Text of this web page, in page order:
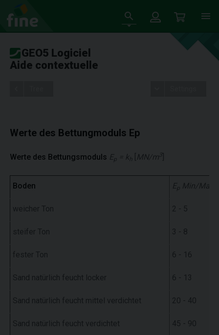
GEO5 Logiciel
Aide contextuelle
Werte des Bettungmoduls Ep
Werte des Bettungsmoduls Ep = kh MN/m3
Boden Ep Min/Max
weicher Ton 2 - 5
steifer Ton 3 - 8
fester Ton 6 - 16
Sand natürlich feucht locker 6 - 13
Sand natürlich feucht mittel verdichtet 20 - 40
Sand natürlich feucht verdichtet 45 - 90